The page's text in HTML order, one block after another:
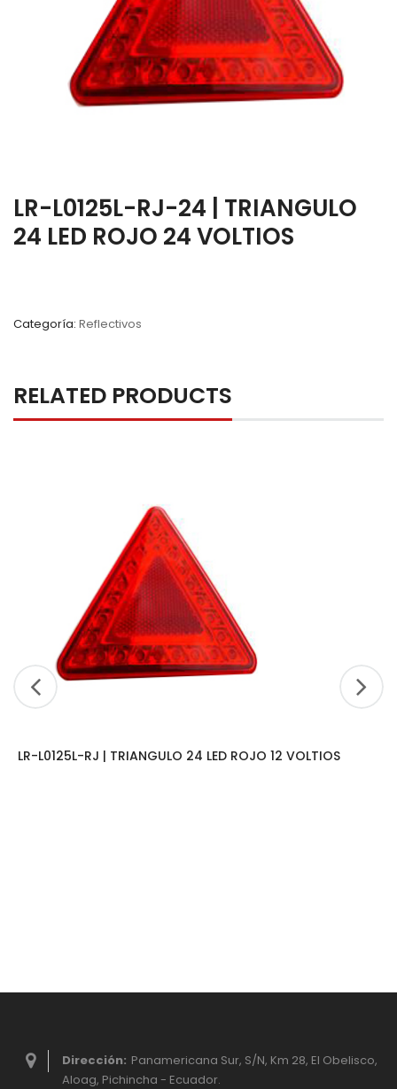
LR-L0125L-RJ-24 | TRIANGULO
24 LED ROJO 24 VOLTIOS
Categoría: Reflectivos
RELATED PRODUCTS
LR-L0125L-RJ | TRIANGULO 24 LED ROJO 12 VOLTIOS
Dirección: Panamericana Sur, S/N, Km 28, El Obelisco,
Aloag, Pichincha - Ecuador.